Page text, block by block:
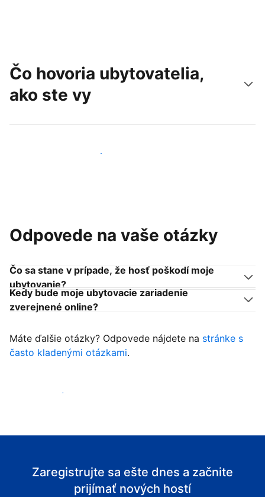
Čo hovoria ubytovatelia,
ako ste vy
Pridať sa k podobným ubytovateľom
Odpovede na vaše otázky
Čo sa stane v prípade, že hosť poškodí moje
ubytovanie?
Kedy bude moje ubytovacie zariadenie
zverejnené online?
Máte ďalšie otázky? Odpovede nájdete na stránke s
často kladenými otázkami.
Začať prijímať hostí
Zaregistrujte sa ešte dnes a začnite
prijímať nových hostí